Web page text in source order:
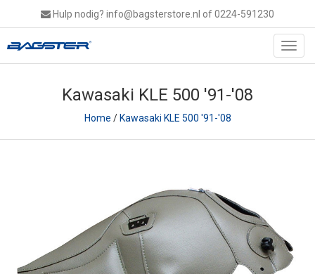
Hulp nodig? info@bagsterstore.nl of 0224-591230
Kawasaki KLE 500 '91-'08
Home /Kawasaki KLE 500 '91-'08